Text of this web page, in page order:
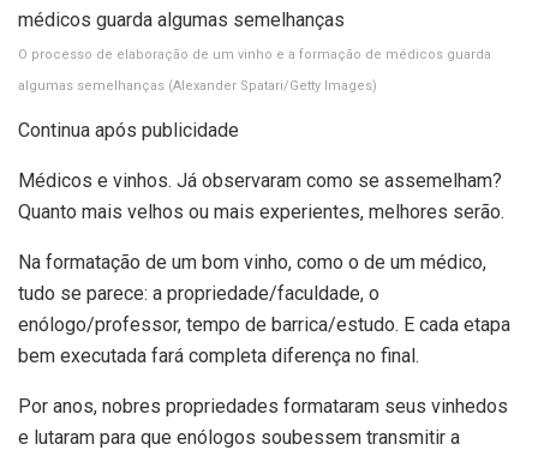
O processo de elaboração de um vinho e a formação de médicos guarda
algumas semelhanças (Alexander Spatari/Getty Images)
Continua após publicidade
Médicos e vinhos. Já observaram como se assemelham?
Quanto mais velhos ou mais experientes, melhores serão.
Na formatação de um bom vinho, como o de um médico,
tudo se parece: a propriedade/faculdade, o
enólogo/professor, tempo de barrica/estudo. E cada etapa
bem executada fará completa diferença no final.
Por anos, nobres propriedades formataram seus vinhedos
e lutaram para que enólogos soubessem transmitir a